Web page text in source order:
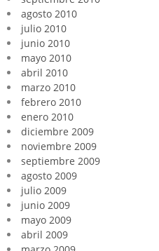
agosto 2010
julio 2010
junio 2010
mayo 2010
abril 2010
marzo 2010
febrero 2010
enero 2010
diciembre 2009
noviembre 2009
septiembre 2009
agosto 2009
julio 2009
junio 2009
mayo 2009
abril 2009